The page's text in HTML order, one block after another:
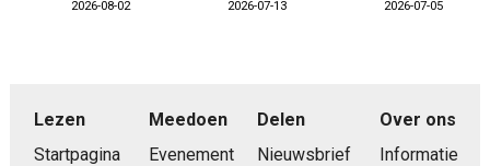
2026-08-02
2026-07-13
2026-07-05
Lezen
Startpagina
Meedoen
Evenement
Delen
Nieuwsbrief
Over ons
Informatie